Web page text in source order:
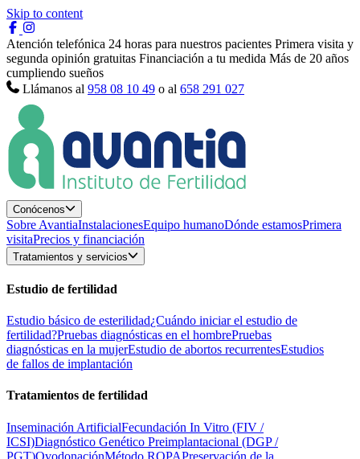
Skip to content
Atención telefónica 24 horas para nuestros pacientes Primera visita y
segunda opinión gratuitas Financiación a tu medida Más de 20 años
cumpliendo sueños
Llámanos al 958 08 10 49 o al 658 291 027
Conócenos
Sobre AvantiaInstalacionesEquipo humanoDónde estamosPrimera
visitaPrecios y financiación
Tratamientos y servicios
Estudio de fertilidad
Estudio básico de esterilidad¿Cuándo iniciar el estudio de
fertilidad?Pruebas diagnósticas en el hombrePruebas
diagnósticas en la mujerEstudio de abortos recurrentesEstudios
de fallos de implantación
Tratamientos de fertilidad
Inseminación ArtificialFecundación In Vitro (FIV /
ICSI)Diagnóstico Genético Preimplantacional (DGP /
PGT)OvodonaciónMétodo ROPAPreservación de la